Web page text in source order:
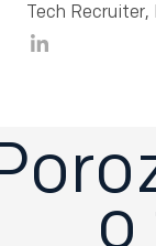
Tech Recruiter,